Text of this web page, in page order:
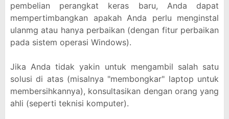
pembelian perangkat keras baru, Anda dapat
mempertimbangkan apakah Anda perlu menginstal
ulanmg atau hanya perbaikan (dengan fitur perbaikan
pada sistem operasi Windows).
Jika Anda tidak yakin untuk mengambil salah satu
solusi di atas (misalnya "membongkar" laptop untuk
membersihkannya), konsultasikan dengan orang yang
ahli (seperti teknisi komputer).